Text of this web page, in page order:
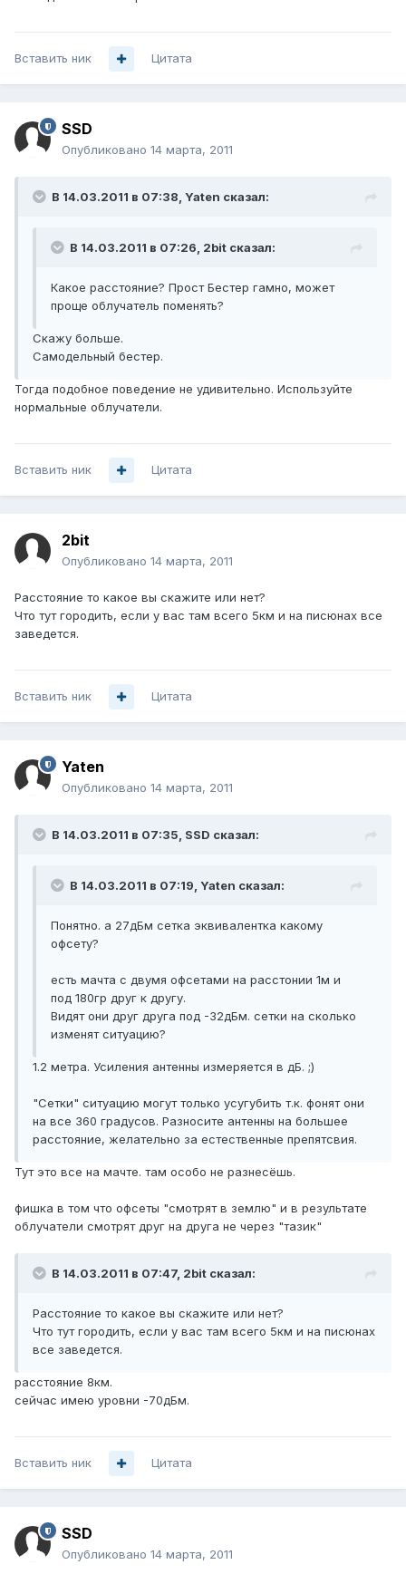
Вставить ник Цитата
SSD
Опубликовано 14 марта, 2011
В 14.03.2011 в 07:38, Yaten сказал:
В 14.03.2011 в 07:26, 2bit сказал:
Какое расстояние? Прост Бестер гамно, может
проще облучатель поменять?
Скажу больше.
Самодельный бестер.
Тогда подобное поведение не удивительно. Используйте
нормальные облучатели.
Вставить ник Цитата
2bit
Опубликовано 14 марта, 2011
Расстояние то какое вы скажите или нет?
Что тут городить, если у вас там всего 5км и на писюнах все
заведется.
Вставить ник Цитата
Yaten
Опубликовано 14 марта, 2011
В 14.03.2011 в 07:35, SSD сказал:
В 14.03.2011 в 07:19, Yaten сказал:
Понятно. а 27дБм сетка эквивалентка какому
офсету?
есть мачта с двумя офсетами на расстонии 1м и
под 180гр друг к другу.
Видят они друг друга под -32дБм. сетки на сколько
изменят ситуацию?
1.2 метра. Усиления антенны измеряется в дБ. ;)
"Сетки" ситуацию могут только усугубить т.к. фонят они
на все 360 градусов. Разносите антенны на большее
расстояние, желательно за естественные препятсвия.
Тут это все на мачте. там особо не разнесёшь.
фишка в том что офсеты "смотрят в землю" и в результате
облучатели смотрят друг на друга не через "тазик"
В 14.03.2011 в 07:47, 2bit сказал:
Расстояние то какое вы скажите или нет?
Что тут городить, если у вас там всего 5км и на писюнах
все заведется.
расстояние 8км.
сейчас имею уровни -70дБм.
Вставить ник Цитата
SSD
Опубликовано 14 марта, 2011